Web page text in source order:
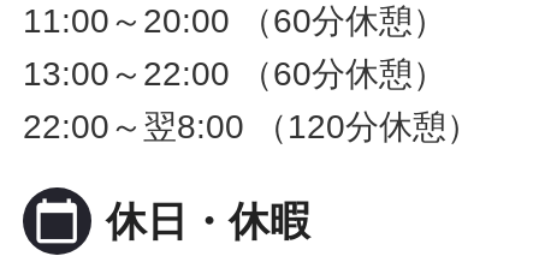
11:00～20:00 （60分休憩）
13:00～22:00 （60分休憩）
22:00～翌8:00 （120分休憩）
calendar_today 休日・休暇